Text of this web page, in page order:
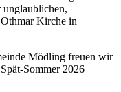
Kirche in
Mödling freuen wir
Sommer 2026